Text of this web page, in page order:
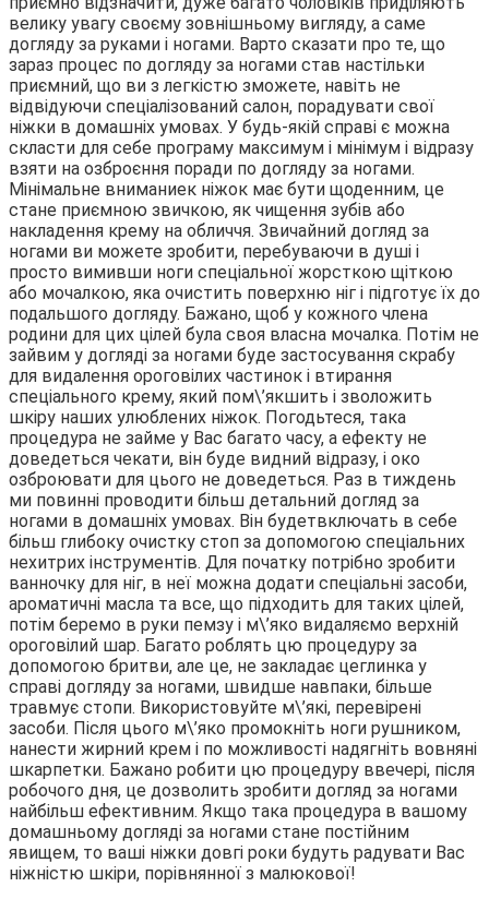
велику увагу своєму зовнішньому вигляду, а саме
догляду за руками і ногами. Варто сказати про те, що
зараз процес по догляду за ногами став настільки
приємний, що ви з легкістю зможете, навіть не
відвідуючи спеціалізований салон, порадувати свої
ніжки в домашніх умовах. У будь-якій справі є можна
скласти для себе програму максимум і мінімум і відразу
взяти на озброєння поради по догляду за ногами.
Мінімальне вниманиек ніжок має бути щоденним, це
стане приємною звичкою, як чищення зубів або
накладення крему на обличчя. Звичайний догляд за
ногами ви можете зробити, перебуваючи в душі і
просто вимивши ноги спеціальної жорсткою щіткою
або мочалкою, яка очистить поверхню ніг і підготує їх до
подальшого догляду. Бажано, щоб у кожного члена
родини для цих цілей була своя власна мочалка. Потім не
зайвим у догляді за ногами буде застосування скрабу
для видалення ороговілих частинок і втирання
спеціального крему, який пом\’якшить і зволожить
шкіру наших улюблених ніжок. Погодьтеся, така
процедура не займе у Вас багато часу, а ефекту не
доведеться чекати, він буде видний відразу, і око
озброювати для цього не доведеться. Раз в тиждень
ми повинні проводити більш детальний догляд за
ногами в домашніх умовах. Він будетвключать в себе
більш глибоку очистку стоп за допомогою спеціальних
нехитрих інструментів. Для початку потрібно зробити
ванночку для ніг, в неї можна додати спеціальні засоби,
ароматичні масла та все, що підходить для таких цілей,
потім беремо в руки пемзу і м\’яко видаляємо верхній
ороговілий шар. Багато роблять цю процедуру за
допомогою бритви, але це, не закладає цеглинка у
справі догляду за ногами, швидше навпаки, більше
травмує стопи. Використовуйте м\’які, перевірені
засоби. Після цього м\’яко промокніть ноги рушником,
нанести жирний крем і по можливості надягніть вовняні
шкарпетки. Бажано робити цю процедуру ввечері, після
робочого дня, це дозволить зробити догляд за ногами
найбільш ефективним. Якщо така процедура в вашому
домашньому догляді за ногами стане постійним
явищем, то ваші ніжки довгі роки будуть радувати Вас
ніжністю шкіри, порівнянної з малюкової!